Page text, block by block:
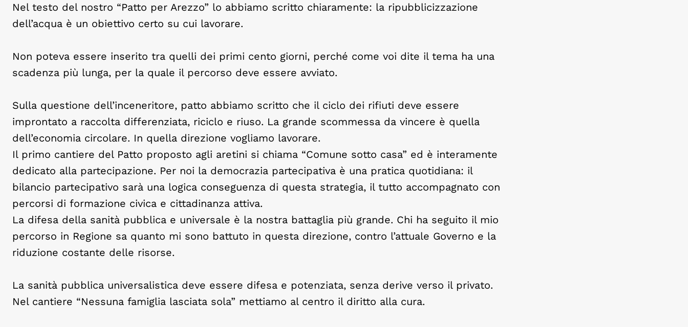
Nel testo del nostro “Patto per Arezzo” lo abbiamo scritto chiaramente: la ripubblicizzazione
dell’acqua è un obiettivo certo su cui lavorare.
Non poteva essere inserito tra quelli dei primi cento giorni, perché come voi dite il tema ha una
scadenza più lunga, per la quale il percorso deve essere avviato.
Sulla questione dell’inceneritore, patto abbiamo scritto che il ciclo dei rifiuti deve essere
improntato a raccolta differenziata, riciclo e riuso. La grande scommessa da vincere è quella
dell’economia circolare. In quella direzione vogliamo lavorare.
Il primo cantiere del Patto proposto agli aretini si chiama “Comune sotto casa” ed è interamente
dedicato alla partecipazione. Per noi la democrazia partecipativa è una pratica quotidiana: il
bilancio partecipativo sarà una logica conseguenza di questa strategia, il tutto accompagnato con
percorsi di formazione civica e cittadinanza attiva.
La difesa della sanità pubblica e universale è la nostra battaglia più grande. Chi ha seguito il mio
percorso in Regione sa quanto mi sono battuto in questa direzione, contro l’attuale Governo e la
riduzione costante delle risorse.
La sanità pubblica universalistica deve essere difesa e potenziata, senza derive verso il privato.
Nel cantiere “Nessuna famiglia lasciata sola” mettiamo al centro il diritto alla cura.